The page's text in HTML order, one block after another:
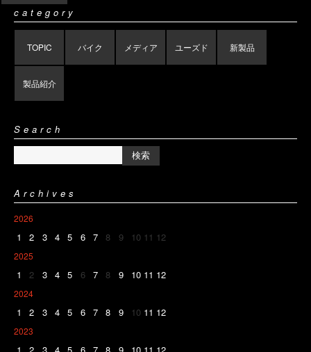
category
TOPIC バイク メディア ユーズド 新製品
製品紹介
Search
Archives
2026
1 2 3 4 5 6 7 8 9 10 11 12
2025
1 2 3 4 5 6 7 8 9 10 11 12
2024
1 2 3 4 5 6 7 8 9 10 11 12
2023